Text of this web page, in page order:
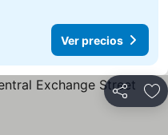
Ver precios
Compartir